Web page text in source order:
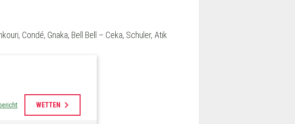
Condé, Gnaka, Bell Bell – Ceka, Schuler, Atik
WETTEN keyboard_arrow_right